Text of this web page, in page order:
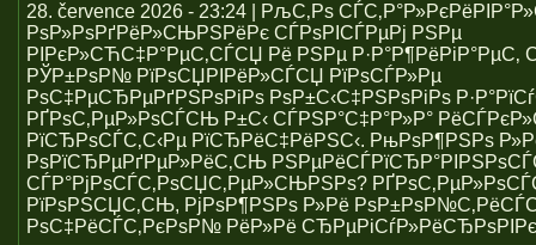
28. července 2026 - 23:24 | РљС‚Рѕ
РѕР»РѕРґРёР»СЊРЅРёРє СЃРѕРІСЃРµРј РЅРµ
РІРєР»СЋС‡Р°РµС‚СЃСЏ Рё РЅРµ Р·Р°Р¶РёРіР°РµС‚
РЎР±РѕР№ РїРѕСЏРІРёР»СЃСЏ РїРѕСЃР»Рµ
РѕС‡РµСЂРµРґРЅРѕРіРѕ РѕР±С‹С‡РЅРѕРіРѕ
РҐРѕС‚РµР»РѕСЃСЊ Р±С‹ СЃРЅР°С‡Р°Р»Р°
РїСЂРѕСЃС‚С‹Рµ РїСЂРёС‡РёРЅС‹. РњРѕР¶РЅРѕ
РѕРїСЂРµРґРµР»РёС‚СЊ
СЃР°РјРѕСЃС‚РѕСЏС‚РµР»СЊРЅРѕ?
РїРѕРЅСЏС‚СЊ, РјРѕР¶РЅРѕ Р»Рё
РѕС‡РёСЃС‚РєРѕР№ РёР»Рё